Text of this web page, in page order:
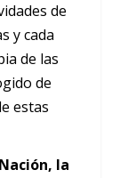
de
y cada
de las
de
estas
la